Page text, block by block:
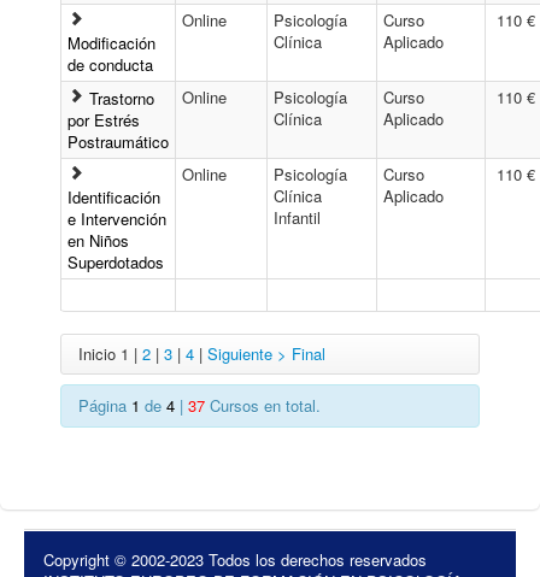
Modificación
de conducta
Online
Psicología
Clínica
Curso
Aplicado
110 €
Trastorno
por Estrés
Postraumático
Online
Psicología
Clínica
Curso
Aplicado
110 €
Identificación
e Intervención
en Niños
Superdotados
Online
Psicología
Clínica
Infantil
Curso
Aplicado
110 €
Inicio 1 | 2 | 3 | 4 | Siguiente > Final
Página 1 de 4 | 37 Cursos en total.
Copyright © 2002-2023 Todos los derechos reservados